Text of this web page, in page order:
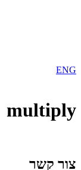
ENG
multiply
צור קשר